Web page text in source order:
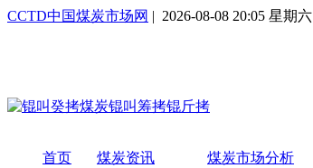
CCTD中国煤炭市场网 | 2026-08-08 20:05 星期六
首页 煤炭资讯 煤炭市场分析